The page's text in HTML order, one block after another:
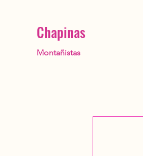
Chapinas
Montañistas